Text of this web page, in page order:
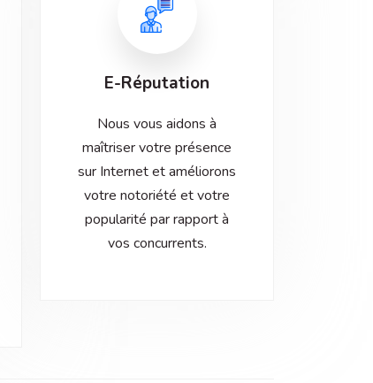
E-Réputation
Nous vous aidons à
maîtriser votre présence
sur Internet et améliorons
votre notoriété et votre
popularité par rapport à
vos concurrents.